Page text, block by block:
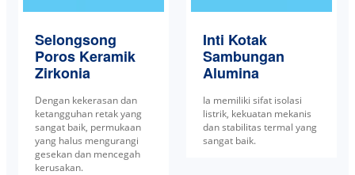
Selongsong
Poros Keramik
Zirkonia
Dengan kekerasan dan
ketangguhan retak yang
sangat baik, permukaan
yang halus mengurangi
gesekan dan mencegah
kerusakan.
Inti Kotak
Sambungan
Alumina
Ia memiliki sifat isolasi
listrik, kekuatan mekanis
dan stabilitas termal yang
sangat baik.